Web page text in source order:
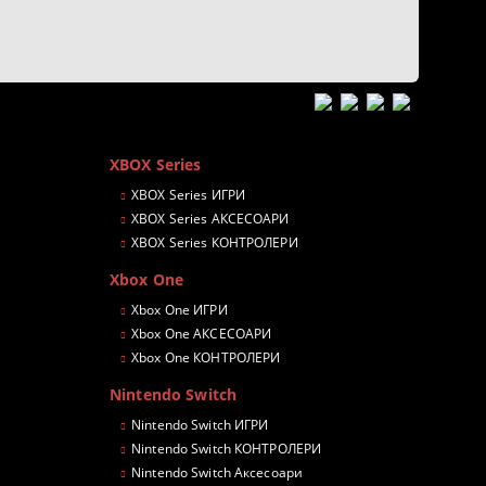
XBOX Series
XBOX Series ИГРИ
XBOX Series АКСЕСОАРИ
XBOX Series КОНТРОЛЕРИ
Xbox One
Xbox One ИГРИ
Xbox One АКСЕСОАРИ
Xbox One КОНТРОЛЕРИ
Nintendo Switch
Nintendo Switch ИГРИ
Nintendo Switch КОНТРОЛЕРИ
Nintendo Switch Аксесоари